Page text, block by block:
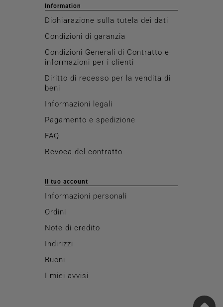
Information
Dichiarazione sulla tutela dei dati
Condizioni di garanzia
Condizioni Generali di Contratto e
informazioni per i clienti
Diritto di recesso per la vendita di
beni
Informazioni legali
Pagamento e spedizione
FAQ
Revoca del contratto
Il tuo account
Informazioni personali
Ordini
Note di credito
Indirizzi
Buoni
I miei avvisi